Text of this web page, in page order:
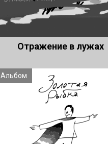
Отражение в лужах
Альбом